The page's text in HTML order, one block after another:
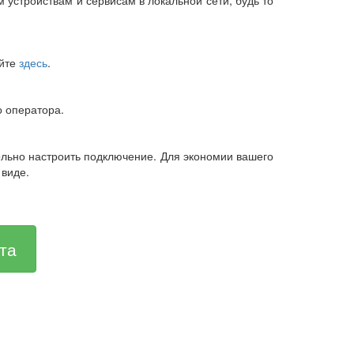
здесь.
оператора.
настроить подключение. Для экономии вашего